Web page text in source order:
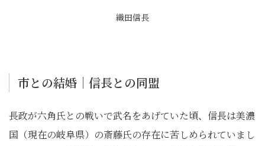
織田信長
市との結婚｜信長との同盟
長政が六角氏との戦いで武名をあげていた頃、信長は美濃
国（現在の岐阜県）の斎藤氏の存在に苦しめられていまし